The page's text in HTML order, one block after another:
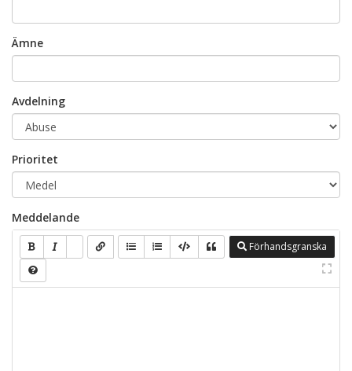
Ämne
Avdelning
Prioritet
Meddelande
Förhandsgranska